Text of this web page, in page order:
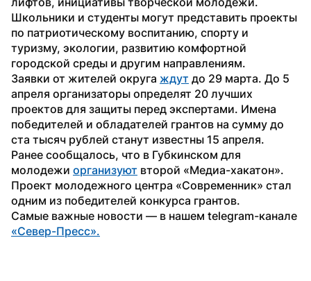
Школьники и студенты могут представить проекты
по патриотическому воспитанию, спорту и
туризму, экологии, развитию комфортной
городской среды и другим направлениям.
Заявки от жителей округа ждут до 29 марта. До 5
апреля организаторы определят 20 лучших
проектов для защиты перед экспертами. Имена
победителей и обладателей грантов на сумму до
ста тысяч рублей станут известны 15 апреля.
Ранее сообщалось, что в Губкинском для
молодежи организуют второй «Медиа-хакатон».
Проект молодежного центра «Современник» стал
одним из победителей конкурса грантов.
«Север-Пресс».